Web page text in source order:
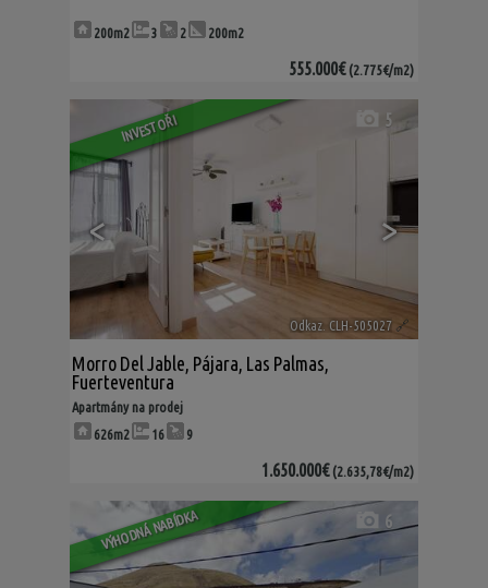
200m2 3 2 200m2
555.000€ (2.775€/m2)
INVESTOŘI
< >
5
Odkaz. CLH-505027 🔗
Morro Del Jable, Pájara, Las Palmas,
Fuerteventura
Apartmány na prodej
626m2
16 9
1.650.000€ (2.635,78€/m2)
VÝHODNÁ NABÍDKA 6